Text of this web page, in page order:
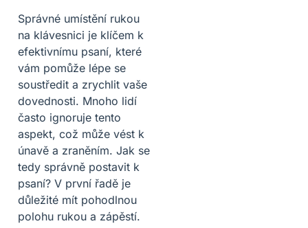
Správné umístění rukou
na klávesnici je klíčem k
efektivnímu psaní, které
vám pomůže lépe se
soustředit a zrychlit vaše
dovednosti. Mnoho lidí
často ignoruje tento
aspekt, což může vést k
únavě a zraněním. Jak se
tedy správně postavit k
psaní? V první řadě je
důležité mít pohodlnou
polohu rukou a zápěstí.